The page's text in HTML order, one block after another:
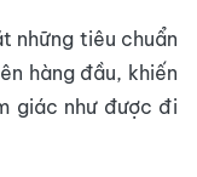
những tiêu chuẩn
hàng đầu, khiến
giác như được đi